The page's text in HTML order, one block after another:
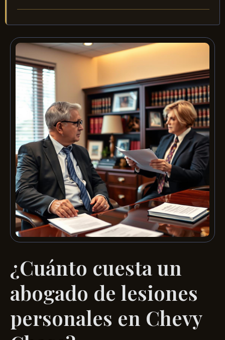
¿Cuánto cuesta un
abogado de lesiones
personales en Chevy